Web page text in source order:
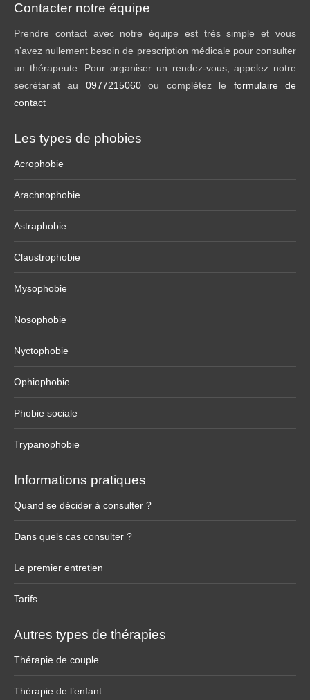
Contacter notre équipe
Prendre contact avec notre équipe est très simple et vous
n’avez nullement besoin de prescription médicale pour consulter
un thérapeute. Pour organiser un rendez-vous, appelez notre
secrétariat au 0977215060ou complétez le formulaire de
contact
Les types de phobies
Acrophobie
Arachnophobie
Astraphobie
Claustrophobie
Mysophobie
Nosophobie
Nyctophobie
Ophiophobie
Phobie sociale
Trypanophobie
Informations pratiques
Quand se décider à consulter ?
Dans quels cas consulter ?
Le premier entretien
Tarifs
Autres types de thérapies
Thérapie de couple
Thérapie de l’enfant